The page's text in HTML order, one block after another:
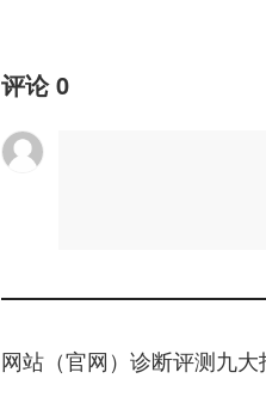
评论0
网站（官网）诊断评测九大